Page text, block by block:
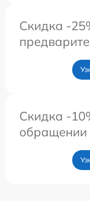
Скидка -
Скидка -
обращении